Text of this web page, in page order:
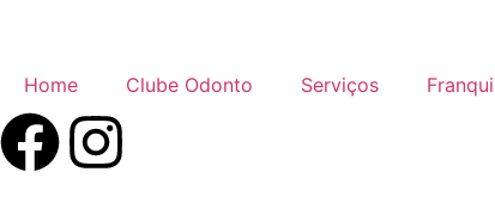
Home Clube Odonto Serviços